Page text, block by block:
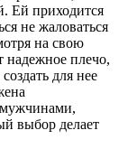
Ей приходится
не жаловаться
на свою
надежное плечо,
для нее
выбор делает